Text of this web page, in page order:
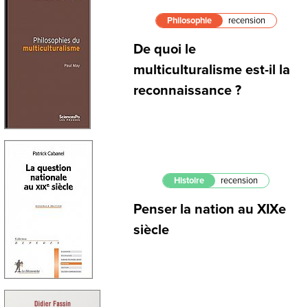
Philosophie recension
De quoi le
multiculturalisme est-il la
reconnaissance ?
Histoire recension
Penser la nation au XIXe
siècle